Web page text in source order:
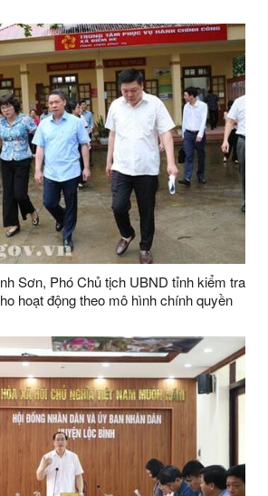
Sơn, Phó Chủ tịch UBND tỉnh kiểm tra
hoạt động theo mô hình chính quyền